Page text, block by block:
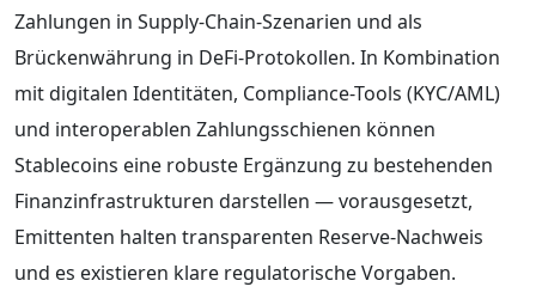
Zahlungen in Supply-Chain-Szenarien und als
Brückenwährung in DeFi-Protokollen. In Kombination
mit digitalen Identitäten, Compliance-Tools (KYC/AML)
und interoperablen Zahlungsschienen können
Stablecoins eine robuste Ergänzung zu bestehenden
Finanzinfrastrukturen darstellen — vorausgesetzt,
Emittenten halten transparenten Reserve-Nachweis
und es existieren klare regulatorische Vorgaben.